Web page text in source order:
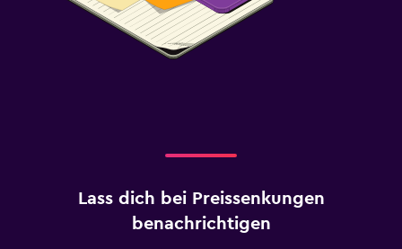
Lass dich bei Preissenkungen
benachrichtigen